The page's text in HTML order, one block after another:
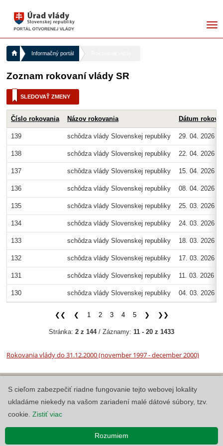
Informačný portál
Zoznam rokovaní vlády SR
SLEDOVAŤ ZMENY
Číslo rokovania Názov rokovania Dátum
139 schôdza vlády Slovenskej republiky 29. 04. 2026
138 schôdza vlády Slovenskej republiky 22. 04. 2026
137 schôdza vlády Slovenskej republiky 15. 04. 2026
136 schôdza vlády Slovenskej republiky 08. 04. 2026
135 schôdza vlády Slovenskej republiky 25. 03. 2026
134 schôdza vlády Slovenskej republiky 24. 03. 2026
133 schôdza vlády Slovenskej republiky 18. 03. 2026
132 schôdza vlády Slovenskej republiky 17. 03. 2026
131 schôdza vlády Slovenskej republiky 11. 03. 2026
130 schôdza vlády Slovenskej republiky 04. 03. 2026
❮❮ ❮ 1 2 3 4 5 ❯ ❯❯
Stránka: 2 z 144/ Záznamy: 11 - 20 z 1433
Rokovania vlády do 31.12.2000 (november 1997 - december 2000)
Copyright © 2026 Úrad vlády Slovenskej republiky
Informácie zverejnené na Portáli Otvorenej vlády majú informatívny
MOV v2.1.0.0, AO v6.1.16.7549~d46b3cad4
Rozumiem
S cieľom zabezpečiť riadne fungovanie tejto webovej lokality
ukladáme niekedy na vašom zariadení malé dátové súbory, tzv.
cookie. Zistiť viac